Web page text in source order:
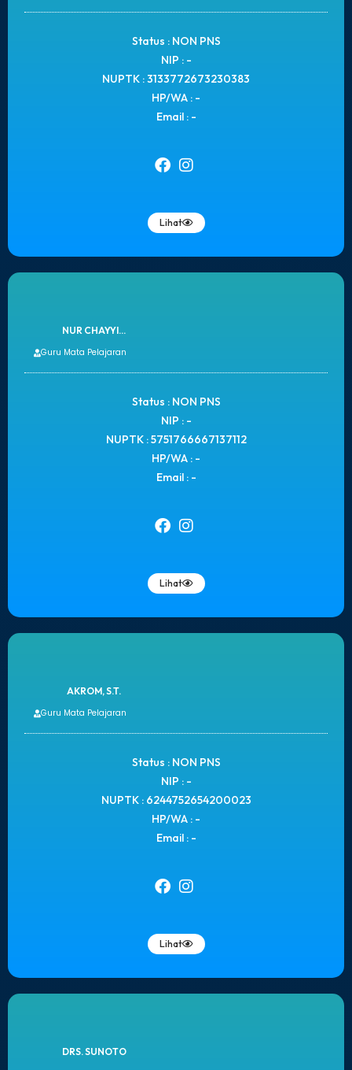
Status : NON PNS
NIP : -
NUPTK : 3133772673230383
HP/WA : -
Email : -
Lihat
NUR CHAYYI...
Guru Mata Pelajaran
Status : NON PNS
NIP : -
NUPTK : 5751766667137112
HP/WA : -
Email : -
Lihat
AKROM, S.T.
Guru Mata Pelajaran
Status : NON PNS
NIP : -
NUPTK : 6244752654200023
HP/WA : -
Email : -
Lihat
DRS. SUNOTO